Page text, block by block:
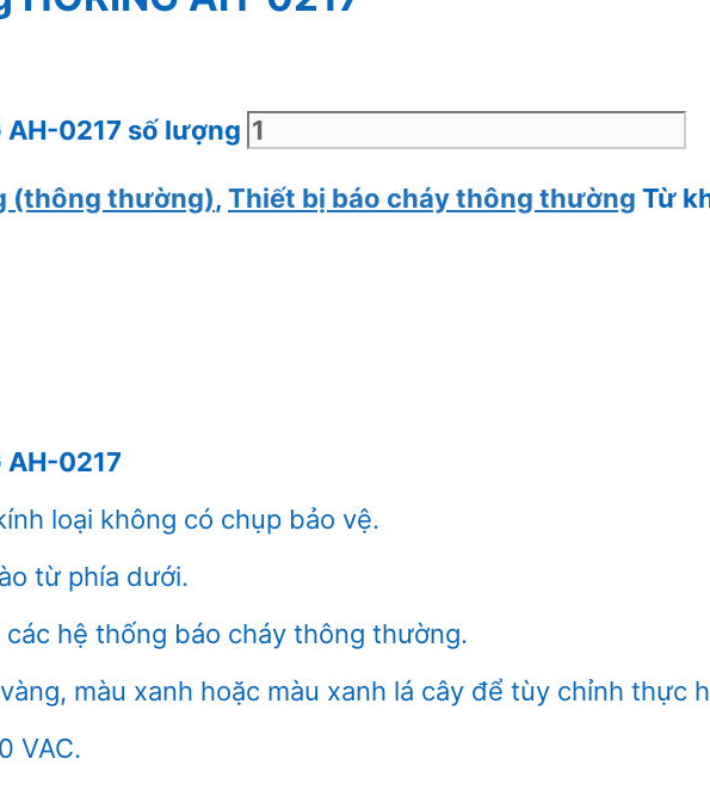
AH-0217 số lượng
(thông thường), Thiết bị báo cháy thông thường Từ
AH-0217
loại không có chụp bảo vệ.
từ phía dưới.
hệ thống báo cháy thông thường.
màu xanh hoặc màu xanh lá cây để tùy chỉnh thực
VAC.